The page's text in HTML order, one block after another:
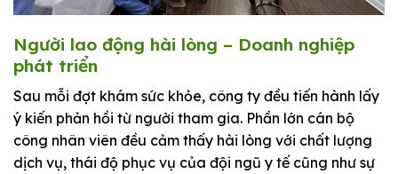
Người lao động hài lòng – Doanh nghiệp
phát triển
Sau mỗi đợt khám sức khỏe, công ty đều tiến hành lấy
ý kiến phản hồi từ người tham gia. Phần lớn cán bộ
công nhân viên đều cảm thấy hài lòng với chất lượng
dịch vụ, thái độ phục vụ của đội ngũ y tế cũng như sự